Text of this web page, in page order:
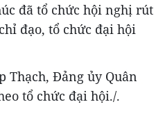
đã tổ chức hội nghị rút
đạo, tổ chức đại hội
Thạch, Đảng ủy Quân
tổ chức đại hội./.